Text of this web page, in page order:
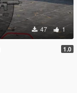
47 1
1.0